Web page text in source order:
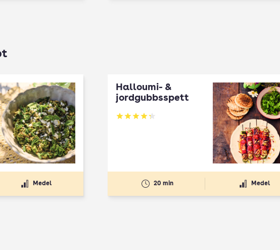
Medel
Halloumi- &
jordgubbsspett
Betyg: 4.3 av 5
20 min Medel